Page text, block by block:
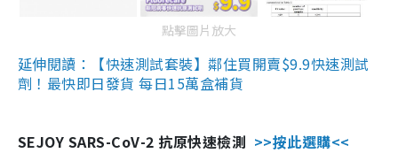
點擊圖片放大
延伸閱讀：【快速測試套裝】鄰住買開賣$9.9快速測試
劑！最快即日發貨 每日15萬盒補貨
SEJOY SARS-CoV-2 抗原快速檢測 >>按此選購<<